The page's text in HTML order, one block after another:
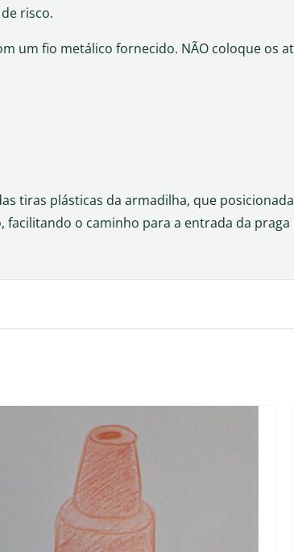
risco.
um fio metálico fornecido. NÃO coloque os
tiras plásticas da armadilha, que
o caminho para a entrada da